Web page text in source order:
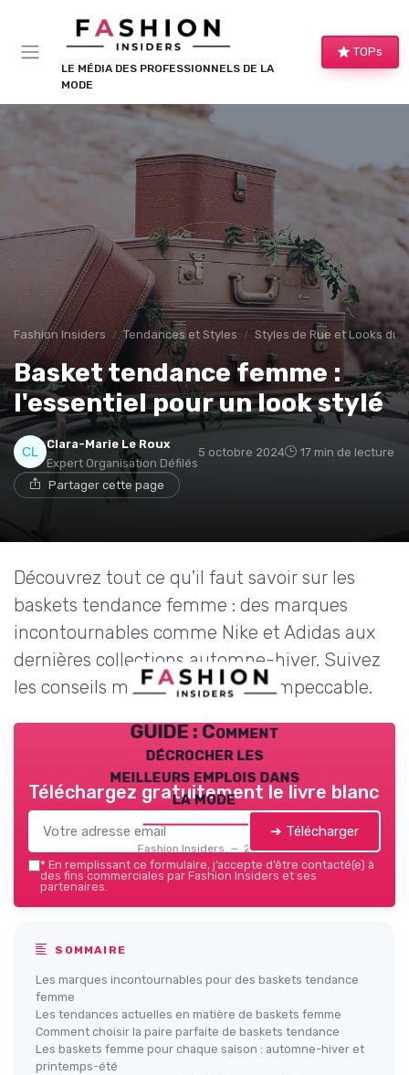
LE MÉDIA DES PROFESSIONNELS DE LA
MODE
TOPs
Fashion Insiders Tendances et Styles Styles de Rue et Looks du
Basket tendance femme :
l'essentiel pour un look stylé
Clara-Marie Le Roux
Expert Organisation Défilés
5 octobre 2024 17 min de lecture
Partager cette page
Découvrez tout ce qu'il faut savoir sur les
baskets tendance femme : des marques
incontournables comme Nike et Adidas aux
dernières collections automne-hiver. Suivez
les conseils mode pour un look impeccable.
GUIDE : Comment
décrocher les
meilleurs emplois dans
la mode
Fashion Insiders — 2026
Téléchargez gratuitement le livre blanc
➔ Télécharger
* En remplissant ce formulaire, j’accepte d’être contacté(e) à
des fins commerciales par Fashion Insiders et ses
partenaires.
SOMMAIRE
Les marques incontournables pour des baskets tendance
femme
Les tendances actuelles en matière de baskets femme
Comment choisir la paire parfaite de baskets tendance
Les baskets femme pour chaque saison : automne-hiver et
printemps-été